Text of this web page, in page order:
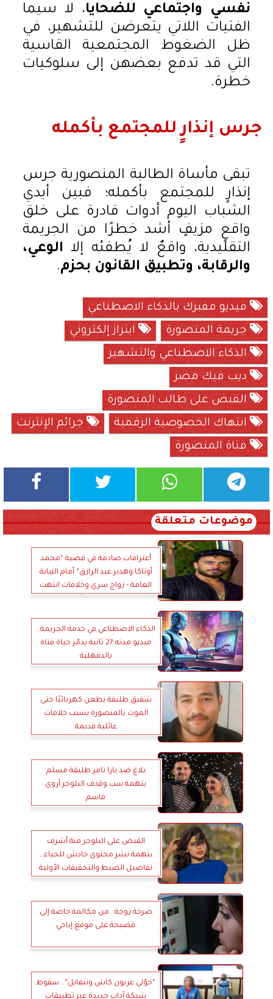
نفسي واجتماعي للضحايا، لا سيما
الفتيات اللاتي يتعرضن للتشهير، في
ظل الضغوط المجتمعية القاسية
التي قد تدفع بعضهن إلى سلوكيات
خطرة.
جرس إنذارٍ للمجتمع بأكمله
تبقى مأساة الطالبة المنصورية جرس
إنذارٍ للمجتمع بأكمله؛ فبين أيدي
الشباب اليوم أدوات قادرة على خلق
واقعٍ مزيفٍ أشد خطرًا من الجريمة
التقليدية، واقعٌ لا يُطفئه إلا الوعي،
والرقابة، وتطبيق القانون بحزم.
فيديو مفبرك بالذكاء الاصطناعي
جريمة المنصورة
ابتزاز إلكتروني
الذكاء الاصطناعي والتشهير
ديب فيك مصر
القبض على طالب المنصورة
انتهاك الخصوصية الرقمية
جرائم الإنترنت
فتاة المنصورة
موضوعات متعلقة
أعترافات صادمة في قضية “محمد
أوتاكا وهدير عبد الرازق” أمام النيابة
العامة - زواج سري وخلافات انتهت
الذكاء الاصطناعي في خدمة الجريمة..
فيديو مدته 27 ثانية يدمّر حياة فتاة
بالدقهلية
شقيق طليقة يطعن كهربائيًا حتى
الموت بالمنصورة بسبب خلافات
عائلية قديمة
بلاغ ضد يارا تامر طليقة مسلم
بتهمة سب وقذف البلوجر أروى
قاسم
القبض على البلوجر منة أشرف
بتهمة نشر محتوى خادش للحياء…
تفاصيل الضبط والتحقيقات الأولية
صرخة زوجة.. من مكالمة خاصة إلى
فضيحة على موقع إباحي
“حوّلي عربون كاش ونتقابل”.. سقوط
شبكة آداب جديدة عبر تطبيقات